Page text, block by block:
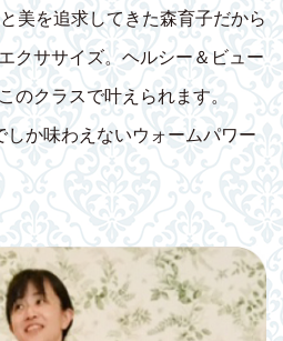
美を追求してきた森育子だから
クササイズ。ヘルシー＆ビュー
のクラスで叶えられます。
しか味わえないウォームパワー